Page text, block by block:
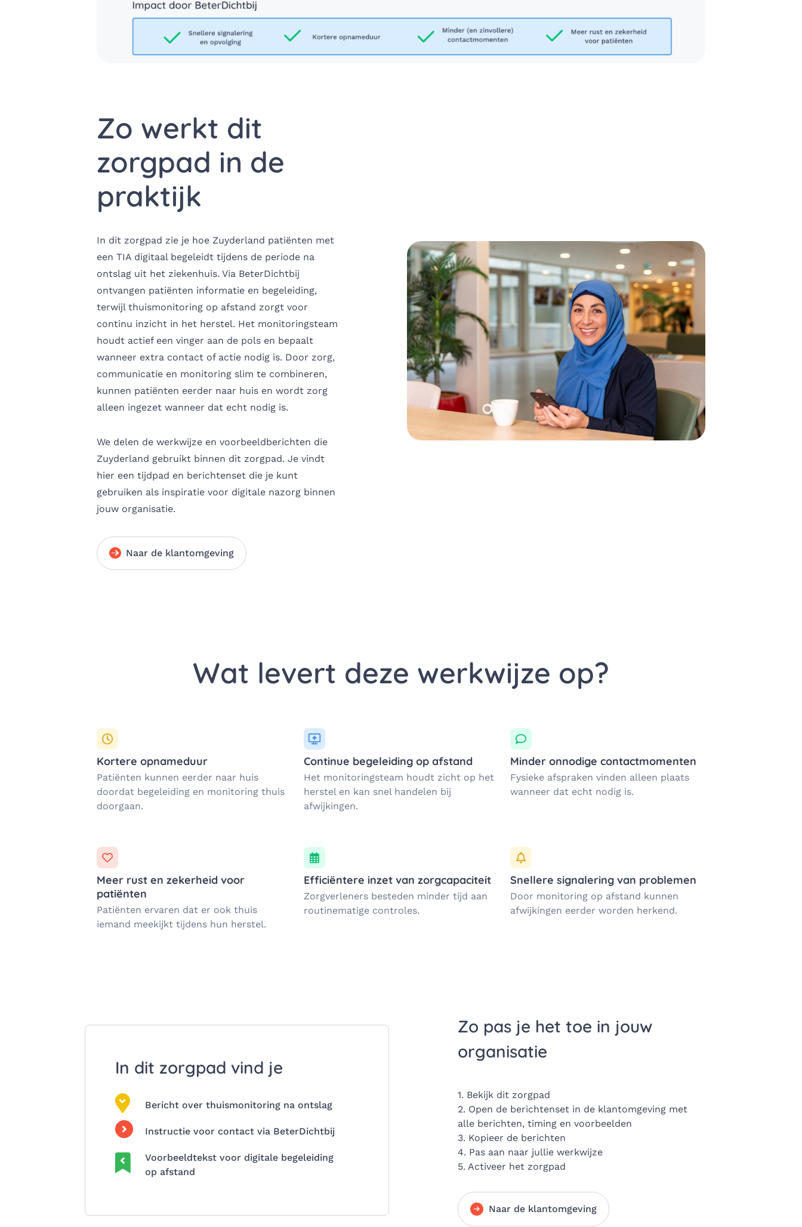
Zo werkt dit
zorgpad in de
praktijk
In dit zorgpad zie je hoe Zuyderland patiënten met
een TIA digitaal begeleidt tijdens de periode na
ontslag uit het ziekenhuis. Via BeterDichtbij
ontvangen patiënten informatie en begeleiding,
terwijl thuismonitoring op afstand zorgt voor
continu inzicht in het herstel. Het monitoringsteam
houdt actief een vinger aan de pols en bepaalt
wanneer extra contact of actie nodig is. Door zorg,
communicatie en monitoring slim te combineren,
kunnen patiënten eerder naar huis en wordt zorg
alleen ingezet wanneer dat echt nodig is.
We delen de werkwijze en voorbeeldberichten die
Zuyderland gebruikt binnen dit zorgpad. Je vindt
hier een tijdpad en berichtenset die je kunt
gebruiken als inspiratie voor digitale nazorg binnen
jouw organisatie.
Naar de klantomgeving
Wat levert deze werkwijze op?
Kortere opnameduur
Patiënten kunnen eerder naar huis
doordat begeleiding en monitoring thuis
doorgaan.
Continue begeleiding op afstand
Het monitoringsteam houdt zicht op het
herstel en kan snel handelen bij
afwijkingen.
Minder onnodige contactmomenten
Fysieke afspraken vinden alleen plaats
wanneer dat echt nodig is.
Meer rust en zekerheid voor
patiënten
Patiënten ervaren dat er ook thuis
iemand meekijkt tijdens hun herstel.
Efficiëntere inzet van zorgcapaciteit
Zorgverleners besteden minder tijd aan
routinematige controles.
Snellere signalering van problemen
Door monitoring op afstand kunnen
afwijkingen eerder worden herkend.
In dit zorgpad vind je
Bericht over thuismonitoring na ontslag
Instructie voor contact via BeterDichtbij
Voorbeeldtekst voor digitale begeleiding
op afstand
Zo pas je het toe in jouw
organisatie
1. Bekijk dit zorgpad
2. Open de berichtenset in de klantomgeving met
alle berichten, timing en voorbeelden
3. Kopieer de berichten
4. Pas aan naar jullie werkwijze
5. Activeer het zorgpad
Naar de klantomgeving